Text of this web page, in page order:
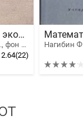
Теория игр и экономическое поведение
Моргенштерн О., фон Нейман Джон
2.64(22)
Нагибин Ф